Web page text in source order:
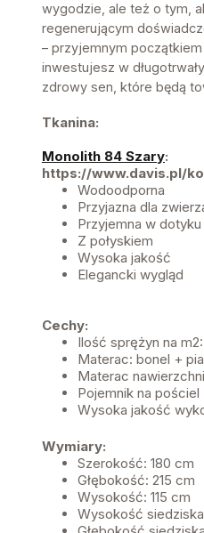
wygodzie, ale też o tym,
regenerującym
– przyjemnym początkiem
inwestujesz w
zdrowy sen, które będą
Tkanina:
Monolith 84 Szary:
https://www.davis.pl/
Wodoodporna
Przyjazna dla
Przyjemna w dotyku
Z połyskiem
Wysoka jakość
Elegancki wygląd
Cechy:
Ilość sprężyn na m2:
Materac: bonel +
Materac
Pojemnik na pościel
Wysoka jakość
Wymiary:
Szerokość: 180 cm
Głębokość: 215 cm
Wysokość: 115 cm
Wysokość